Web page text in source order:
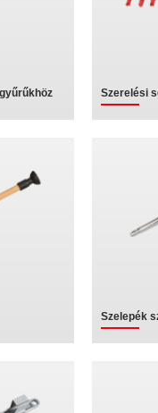
Szerelési
Szelepék